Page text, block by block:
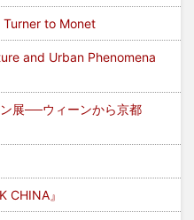
to Monet
and Urban Phenomena
展──ウィーンから京都
CHINA』